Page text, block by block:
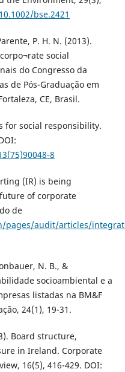
bse.2421
P. H. N. (2013).
social
do Congresso da
de Pós-Graduação em
CE, Brasil.
for social responsibility.
8
(IR) is being
of corporate
de
pages/audit/articles/
N. B., &
socioambiental e a
listadas na BM&F
24(1), 19-31.
Board structure,
in Ireland. Corporate
16(5), 416-429. DOI: